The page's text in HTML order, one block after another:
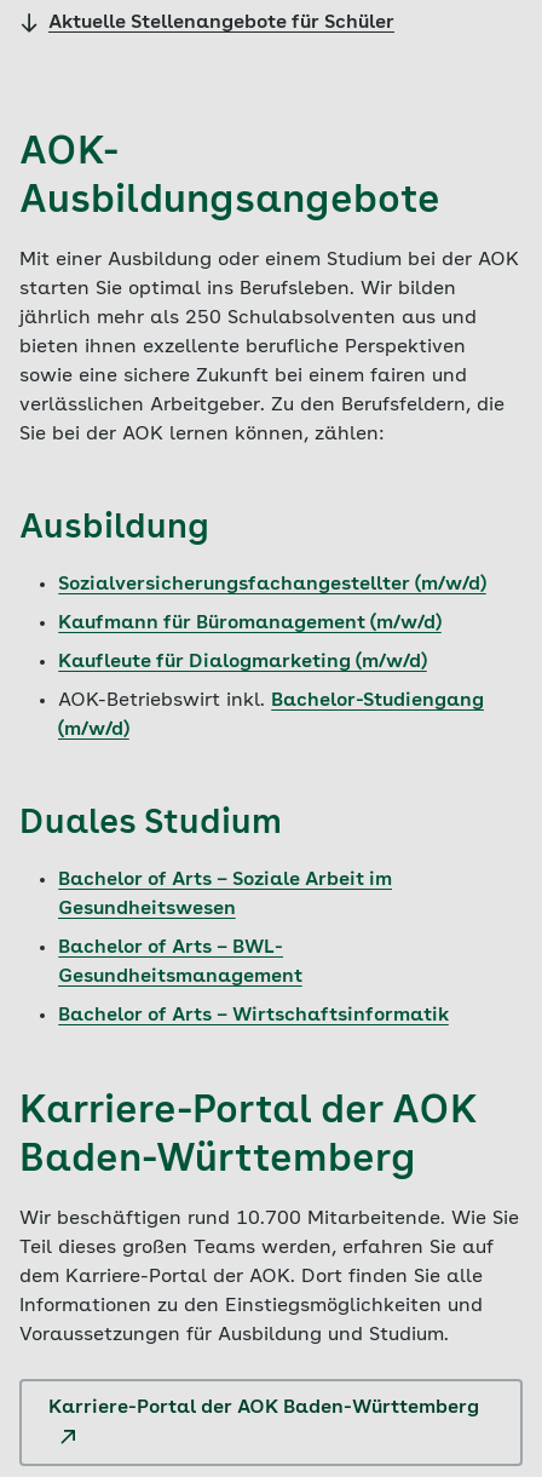
Aktuelle Stellenangebote für Schüler
AOK-
Ausbildungsangebote
Mit einer Ausbildung oder einem Studium bei der AOK
starten Sie optimal ins Berufsleben. Wir bilden
jährlich mehr als 250 Schulabsolventen aus und
bieten ihnen exzellente berufliche Perspektiven
sowie eine sichere Zukunft bei einem fairen und
verlässlichen Arbeitgeber. Zu den Berufsfeldern, die
Sie bei der AOK lernen können, zählen:
Ausbildung
Sozialversicherungsfachangestellter (m/w/d)
Kaufmann für Büromanagement (m/w/d)
Kaufleute für Dialogmarketing (m/w/d)
AOK-Betriebswirt inkl. Bachelor-Studiengang
(m/w/d)
Duales Studium
Bachelor of Arts – Soziale Arbeit im
Gesundheitswesen
Bachelor of Arts – BWL-
Gesundheitsmanagement
Bachelor of Arts – Wirtschaftsinformatik
Karriere-Portal der AOK
Baden-Württemberg
Wir beschäftigen rund 10.700 Mitarbeitende. Wie Sie
Teil dieses großen Teams werden, erfahren Sie auf
dem Karriere-Portal der AOK. Dort finden Sie alle
Informationen zu den Einstiegsmöglichkeiten und
Voraussetzungen für Ausbildung und Studium.
Karriere-Portal der AOK Baden-Württemberg